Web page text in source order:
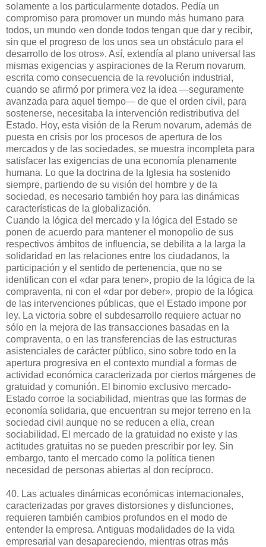
solamente a los particularmente dotados. Pedía un
compromiso para promover un mundo más humano para
todos, un mundo «en donde todos tengan que dar y recibir,
sin que el progreso de los unos sea un obstáculo para el
desarrollo de los otros». Así, extendía al plano universal las
mismas exigencias y aspiraciones de la Rerum novarum,
escrita como consecuencia de la revolución industrial,
cuando se afirmó por primera vez la idea —seguramente
avanzada para aquel tiempo— de que el orden civil, para
sostenerse, necesitaba la intervención redistributiva del
Estado. Hoy, esta visión de la Rerum novarum, además de
puesta en crisis por los procesos de apertura de los
mercados y de las sociedades, se muestra incompleta para
satisfacer las exigencias de una economía plenamente
humana. Lo que la doctrina de la Iglesia ha sostenido
siempre, partiendo de su visión del hombre y de la
sociedad, es necesario también hoy para las dinámicas
características de la globalización.
Cuando la lógica del mercado y la lógica del Estado se
ponen de acuerdo para mantener el monopolio de sus
respectivos ámbitos de influencia, se debilita a la larga la
solidaridad en las relaciones entre los ciudadanos, la
participación y el sentido de pertenencia, que no se
identifican con el «dar para tener», propio de la lógica de la
compraventa, ni con el «dar por deber», propio de la lógica
de las intervenciones públicas, que el Estado impone por
ley. La victoria sobre el subdesarrollo requiere actuar no
sólo en la mejora de las transacciones basadas en la
compraventa, o en las transferencias de las estructuras
asistenciales de carácter público, sino sobre todo en la
apertura progresiva en el contexto mundial a formas de
actividad económica caracterizada por ciertos márgenes de
gratuidad y comunión. El binomio exclusivo mercado-
Estado corroe la sociabilidad, mientras que las formas de
economía solidaria, que encuentran su mejor terreno en la
sociedad civil aunque no se reducen a ella, crean
sociabilidad. El mercado de la gratuidad no existe y las
actitudes gratuitas no se pueden prescribir por ley. Sin
embargo, tanto el mercado como la política tienen
necesidad de personas abiertas al don recíproco.
40. Las actuales dinámicas económicas internacionales,
caracterizadas por graves distorsiones y disfunciones,
requieren también cambios profundos en el modo de
entender la empresa. Antiguas modalidades de la vida
empresarial van desapareciendo, mientras otras más